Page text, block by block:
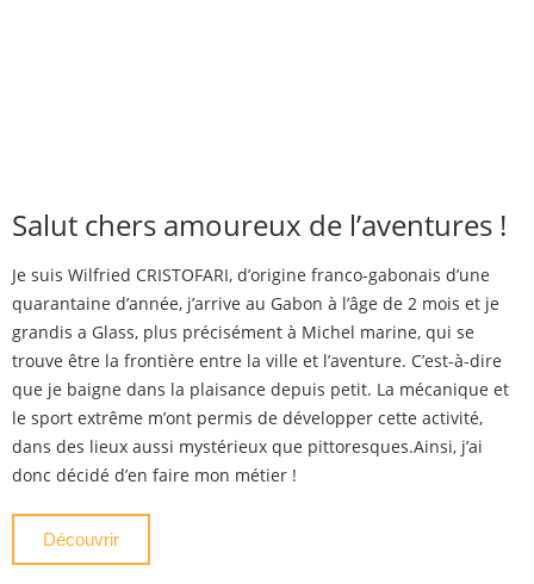
Salut chers amoureux de l’aventures !
Je suis Wilfried CRISTOFARI, d’origine franco-gabonais d’une
quarantaine d’année, j’arrive au Gabon à l’âge de 2 mois et je
grandis a Glass, plus précisément à Michel marine, qui se
trouve être la frontière entre la ville et l’aventure. C’est-à-dire
que je baigne dans la plaisance depuis petit. La mécanique et
le sport extrême m’ont permis de développer cette activité,
dans des lieux aussi mystérieux que pittoresques.Ainsi, j’ai
donc décidé d’en faire mon métier !
Découvrir